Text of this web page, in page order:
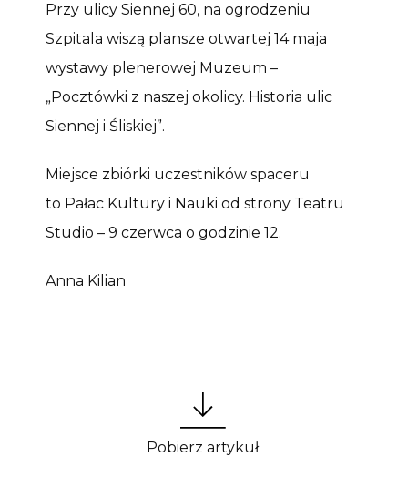
Przy ulicy Siennej 60, na ogrodzeniu
Szpitala wiszą plansze otwartej 14 maja
wystawy plenerowej Muzeum –
„Pocztówki z naszej okolicy. Historia ulic
Siennej i Śliskiej”.
Miejsce zbiórki uczestników spaceru
to Pałac Kultury i Nauki od strony Teatru
Studio – 9 czerwca o godzinie 12.
Anna Kilian
Pobierz artykuł